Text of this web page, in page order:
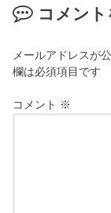
コメン
メールアドレスが
欄は必須項目です
コメント ※